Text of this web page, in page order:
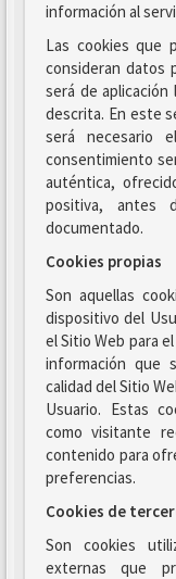
información al
Las cookies que
consideran datos
será de
descrita. En este
será necesario
consentimiento
auténtica,
positiva, antes
documentado.
Cookies propias
Son aquellas
dispositivo del
el Sitio Web para
información que
calidad del Sitio
Usuario. Estas
como visitante
contenido para
preferencias.
Cookies de
Son cookies
externas que